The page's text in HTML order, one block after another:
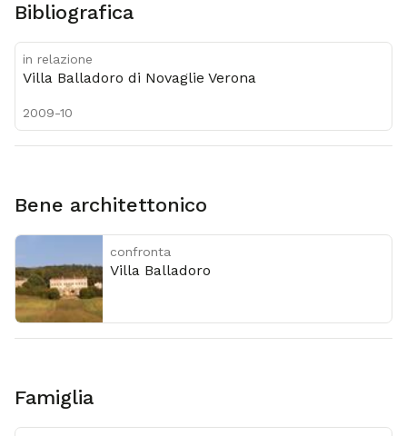
Bibliografica
in relazione
Villa Balladoro di Novaglie Verona
2009-10
Bene architettonico
confronta
Villa Balladoro
Famiglia